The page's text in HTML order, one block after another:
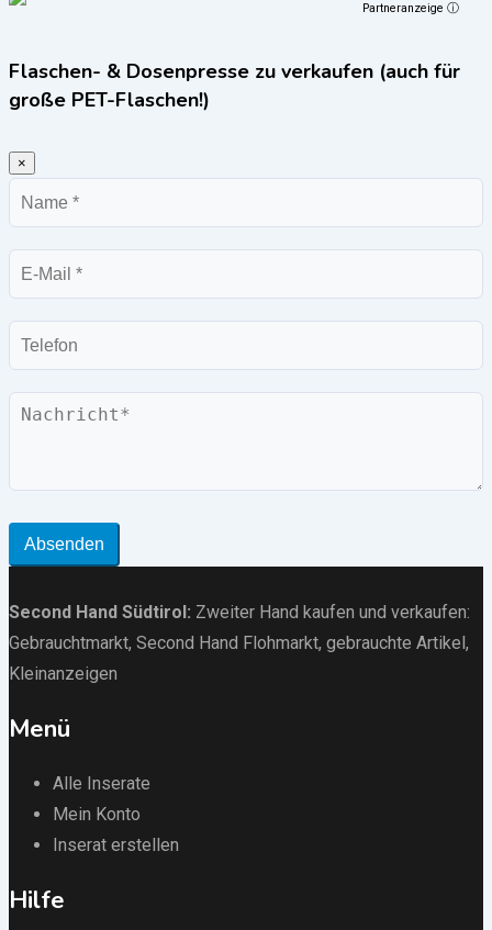
Partneranzeige ⓘ
Flaschen- & Dosenpresse zu verkaufen (auch für
große PET-Flaschen!)
×
Name
E-
Mail
Telefon
Nachricht
Absenden
Second Hand Südtirol : Zweiter Hand kaufen und verkaufen:
Gebrauchtmarkt, Second Hand Flohmarkt, gebrauchte Artikel ,
Kleinanzeigen
Menü
Alle Inserate
Mein Konto
Inserat erstellen
Hilfe